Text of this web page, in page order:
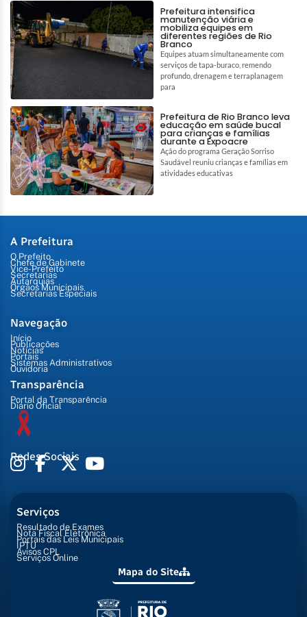
Prefeitura intensifica
manutenção viária e
mobiliza equipes em
diferentes regiões de Rio
Branco
Equipes atuam simultaneamente com
serviços de tapa-buraco, remendo
profundo, drenagem e terraplanagem
para
Prefeitura de Rio Branco leva
educação em saúde bucal
para crianças e famílias
durante a Expoacre
Ação do programa Geração Sorriso
Saudável reuniu crianças e famílias em
atividades educativas
A Prefeitura
O Prefeito
Chefe de Gabinete
Vice-Prefeito
Secretarias
Autarquias
Órgãos Municipais
Secretarias Especiais
Navegação
Início
Publicações
Notícias
Portais
Sistemas Administrativos
Ouvidoria
Transparência
Portal da Transparência
Diário Oficial
Redes Sociais
Serviços
Resultado de Exames
Nota Fiscal Eletrônica
Portais das Leis Municipais
IPTU
Avisos CPL
Serviços Online
Mapa do Site